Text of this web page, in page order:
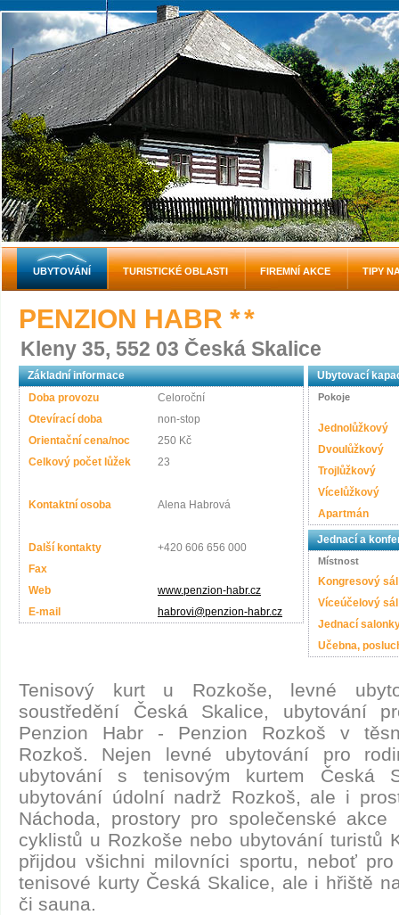
PENZION HABR * *
Kleny 35, 552 03 Česká Skalice
Základní informace
Doba provozu
Celoroční
Otevírací doba
non-stop
Orientační cena/noc
250 Kč
Celkový počet lůžek
23
Kontaktní osoba Alena Habrová
Další kontakty
+420 606 656 000
Fax
Web
www.penzion-habr.cz
E-mail
habrovi@penzion-habr.cz
Ubytovací
Pokoje
Jednolůžkový
Dvoulůžkový
Trojlůžkový
Vícelůžkový
Apartmán
Jednací a
Místnost
Kongresový sál
Víceúčelový sál
Jednací
Učebna,
Tenisový kurt u Rozkoše, levné
soustředění Česká Skalice, ubytování
Penzion Habr - Penzion Rozkoš v
Rozkoš. Nejen levné ubytování pro
ubytování s tenisovým kurtem Česká
ubytování údolní nadrž Rozkoš, ale i
Náchoda, prostory pro společenské
cyklistů u Rozkoše nebo ubytování turistů
přijdou všichni milovníci sportu, neboť
tenisové kurty Česká Skalice, ale i hřiště
či sauna.
UBYTOVÁNÍ TURISTICKÉ OBLASTI FIREMNÍ AKCE TIPY